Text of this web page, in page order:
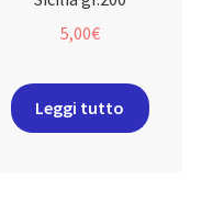
5,00€
Leggi tutto